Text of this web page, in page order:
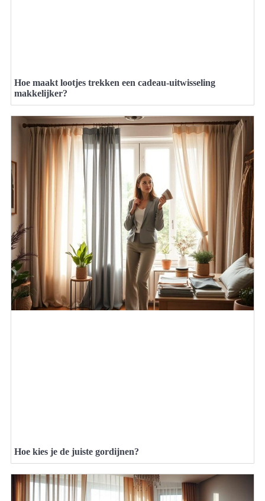
Hoe maakt lootjes trekken een cadeau-uitwisseling
makkelijker?
Hoe kies je de juiste gordijnen?